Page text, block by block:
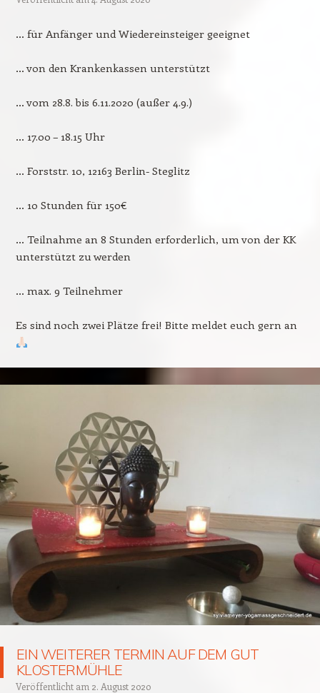
… für Anfänger und Wiedereinsteiger geeignet
… von den Krankenkassen unterstützt
… vom 28.8. bis 6.11.2020 (außer 4.9.)
… 17.00 – 18.15 Uhr
… Forststr. 10, 12163 Berlin- Steglitz
… 10 Stunden für 150€
… Teilnahme an 8 Stunden erforderlich, um von der KK
unterstützt zu werden
… max. 9 Teilnehmer
Es sind noch zwei Plätze frei! Bitte meldet euch gern an
EIN WEITERER TERMIN AUF DEM GUT
KLOSTERMÜHLE
Veröffentlicht am 2. August 2020